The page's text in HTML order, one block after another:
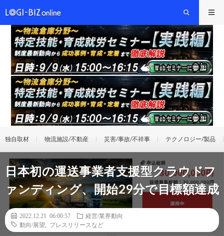
独自取材 物流施設/不動産 災害/事故/不祥事 テクノロジー/製品
日本初の運送事業者支援型クラウドフ
ァンディング、開始29分で目標額達成
2022.12.21 06:00:57
経営/業界動向
動向/展望
プレスリリースなど